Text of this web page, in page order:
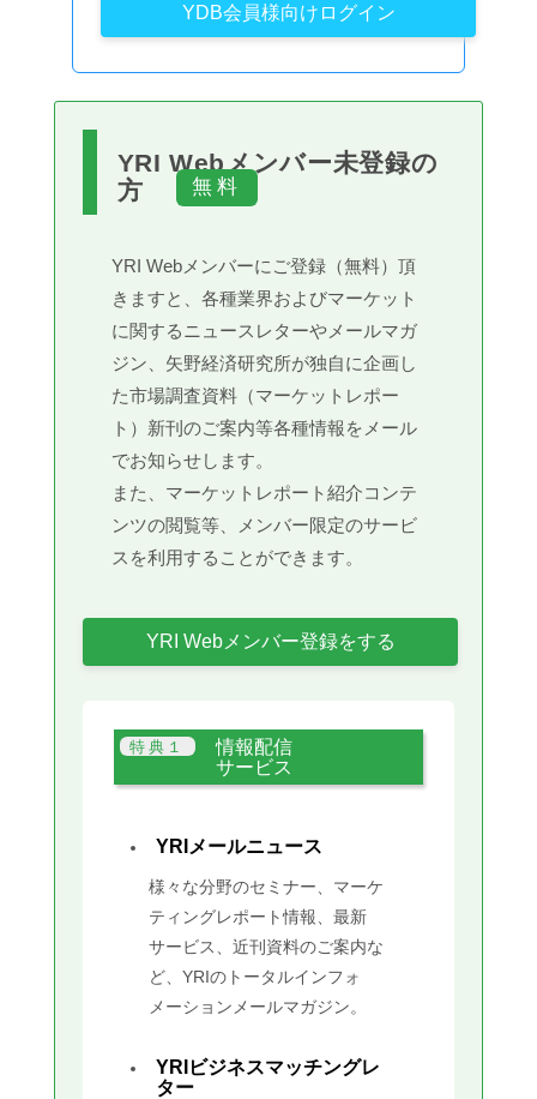
YDB会員様向けログイン
YRI Webメンバー未登録の
方
YRI Webメンバーにご登録（無料）頂
きますと、各種業界およびマーケット
に関するニュースレターやメールマガ
ジン、矢野経済研究所が独自に企画し
た市場調査資料（マーケットレポー
ト）新刊のご案内等各種情報をメール
でお知らせします。
また、マーケットレポート紹介コンテ
ンツの閲覧等、メンバー限定のサービ
スを利用することができます。
YRI Webメンバー登録をする
情報配信
サービス
YRIメールニュース
様々な分野のセミナー、マーケ
ティングレポート情報、最新
サービス、近刊資料のご案内な
ど、YRIのトータルインフォ
メーションメールマガジン。
YRIビジネスマッチングレ
ター